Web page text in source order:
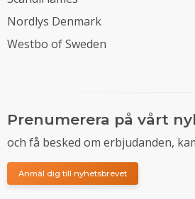
Nordlys Denmark
Westbo of Sweden
Prenumerera på vårt
och få besked om erbjudanden,
Anmäl dig till nyhetsbrevet